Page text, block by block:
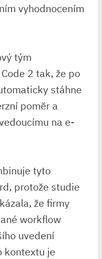
vyhodnocením
tým
2 tak, že po
stáhne
poměr a⁤
na e-
tyto
⁤protože studie
že⁣ firmy
workflow
uvedení
kontextu je